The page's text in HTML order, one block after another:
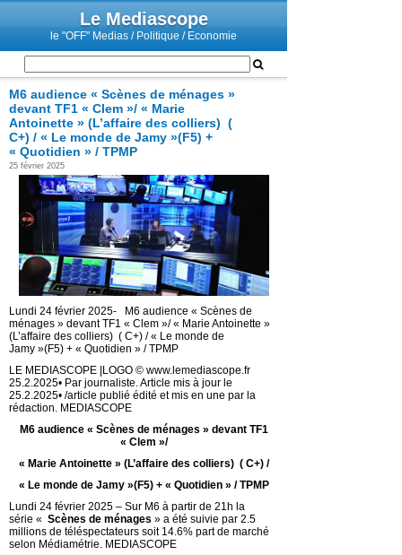
Le Mediascope
le "OFF" Medias / Politique / Economie
M6 audience « Scènes de ménages »
devant TF1 « Clem »/ « Marie
Antoinette » (L’affaire des colliers) (
C+) / « Le monde de Jamy »(F5) +
« Quotidien » / TPMP
25 février 2025
Lundi 24 février 2025- M6 audience « Scènes de
ménages » devant TF1 « Clem »/ « Marie Antoinette »
(L’affaire des colliers) ( C+) / « Le monde de
Jamy »(F5) + « Quotidien » / TPMP
LE MEDIASCOPE |LOGO © www.lemediascope.fr
25.2.2025• Par journaliste. Article mis à jour le
25.2.2025• /article publié édité et mis en une par la
rédaction. MEDIASCOPE
M6 audience « Scènes de ménages » devant TF1
« Clem »/
« Marie Antoinette » (L’affaire des colliers) ( C+) /
« Le monde de Jamy »(F5) + « Quotidien » / TPMP
Lundi 24 février 2025 – Sur M6 à partir de 21h la
série « Scènes de ménages » a été suivie par 2.5
millions de téléspectateurs soit 14.6% part de marché
selon Médiamétrie. MEDIASCOPE